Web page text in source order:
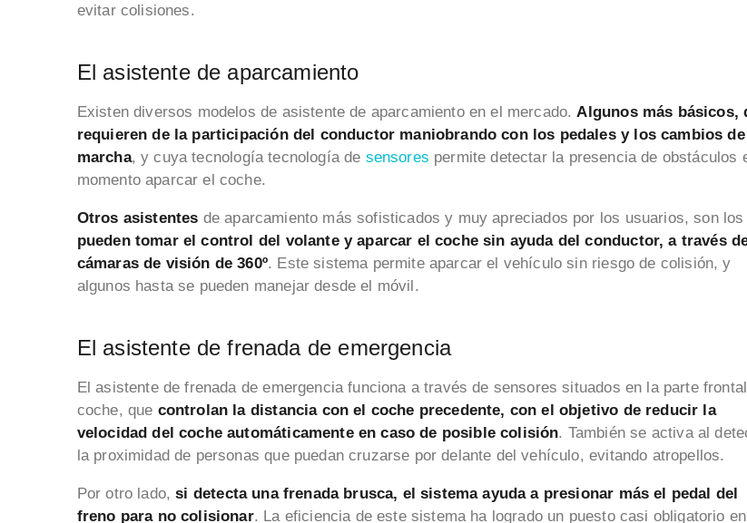
evitar colisiones.
El asistente de aparcamiento
Existen diversos modelos de asistente de aparcamiento en el mercado. Algunos más básicos,
requieren de la participación del conductor maniobrando con los pedales y los cambios de
marcha, y cuya tecnología tecnología de sensores permite detectar la presencia de obstáculos
momento aparcar el coche.
Otros asistentes de aparcamiento más sofisticados y muy apreciados por los usuarios, son los
pueden tomar el control del volante y aparcar el coche sin ayuda del conductor, a través
cámaras de visión de 360º. Este sistema permite aparcar el vehículo sin riesgo de colisión, y
algunos hasta se pueden manejar desde el móvil.
El asistente de frenada de emergencia
El asistente de frenada de emergencia funciona a través de sensores situados en la parte
coche, que controlan la distancia con el coche precedente, con el objetivo de reducir la
velocidad del coche automáticamente en caso de posible colisión. También se activa al
la proximidad de personas que puedan cruzarse por delante del vehículo, evitando atropellos.
Por otro lado,si detecta una frenada brusca, el sistema ayuda a presionar más el pedal del
freno para no colisionar. La eficiencia de este sistema ha logrado un puesto casi obligatorio